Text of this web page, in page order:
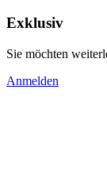
Exklusiv
Sie möchten
Anmelden